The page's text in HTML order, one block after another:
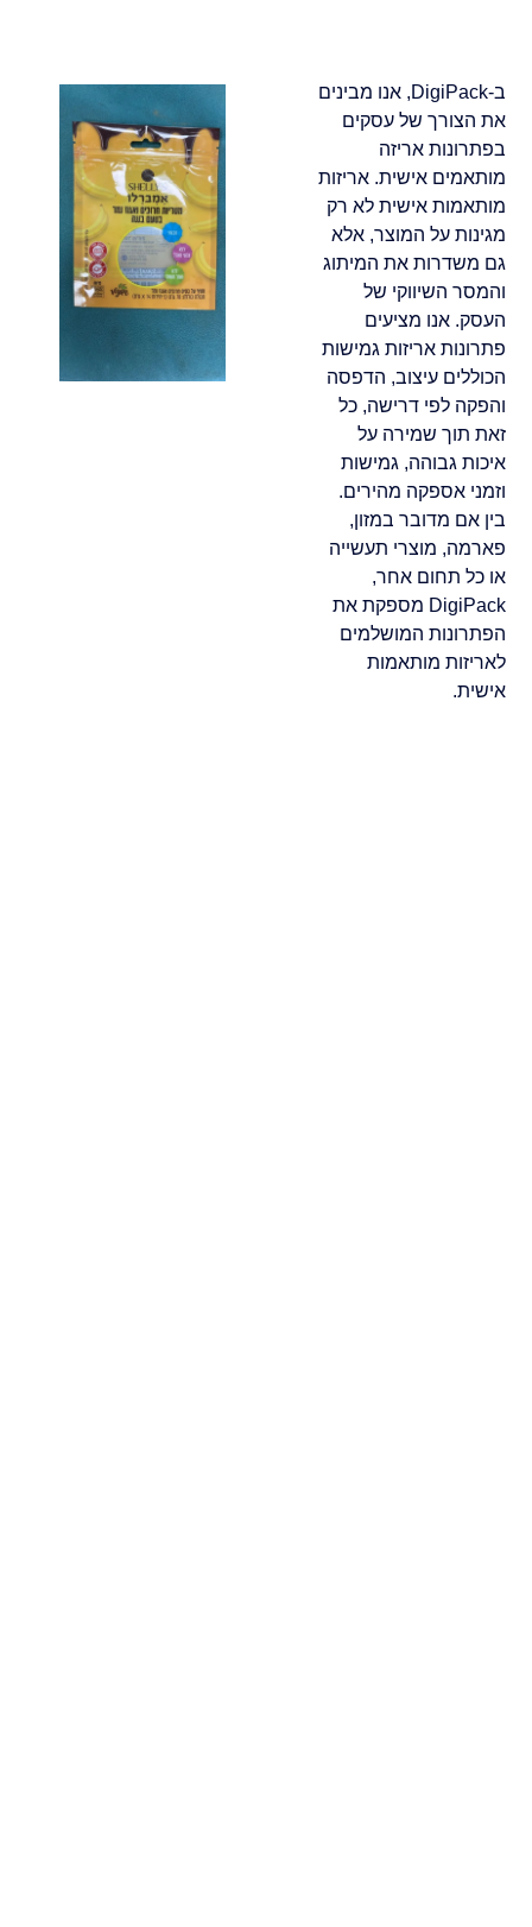
ב-DigiPack, אנו מבינים
את הצורך של עסקים
בפתרונות אריזה
מותאמים אישית. אריזות
מותאמות אישית לא רק
מגינות על המוצר, אלא
גם משדרות את המיתוג
והמסר השיווקי של
העסק. אנו מציעים
פתרונות אריזות גמישות
הכוללים עיצוב, הדפסה
והפקה לפי דרישה, כל
זאת תוך שמירה על
איכות גבוהה, גמישות
וזמני אספקה מהירים.
בין אם מדובר במזון,
פארמה, מוצרי תעשייה
או כל תחום אחר,
DigiPack מספקת את
הפתרונות המושלמים
לאריזות מותאמות
אישית.